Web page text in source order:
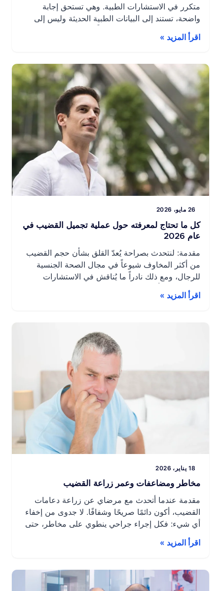
متكرر في الاستشارات الطبية. وهي تستحق إجابة
واضحة، تستند إلى البيانات الطبية الحديثة وليس إلى
وعود تجارية. الحقيقة أكثر تعقيداً: توجد بعض التدخلات
الجراحية، لكنها تُعرّض المرضى لمخاطر جراحية كبيرة
طرق أخرى أقل توغلاً توازناً أفضل بين السلامة […]
اقرأ المزيد »
26 مايو، 2026
كل ما تحتاج لمعرفته حول عملية تجميل القضيب في
عام 2026
مقدمة: لنتحدث بصراحة يُعدّ القلق بشأن حجم القضيب
من أكثر المخاوف شيوعاً في مجال الصحة الجنسية
للرجال، ومع ذلك نادراً ما يُناقش في الاستشارات
الطبية. وله تأثير حقيقي على الثقة بالنفس، والحياة
الجنسية، وأحياناً على العلاقات. اليوم، تعتبر عملية
اقرأ المزيد »
18 يناير، 2026
مخاطر ومضاعفات وعمر زراعة القضيب
مقدمة عندما أتحدث مع مرضاي عن زراعة دعامات
القضيب، أكون دائمًا صريحًا وشفافًا. لا جدوى من إخفاء
أي شيء: فكل إجراء جراحي ينطوي على مخاطر، حتى
وإن كانت هذه المخاطر ضئيلة جدًا في حالتنا. وقد
لاحظتُ أيضًا أنه عندما نخصص وقتًا لشرح ما قد يحدث
فورًا. لذا […]
اقرأ المزيد »